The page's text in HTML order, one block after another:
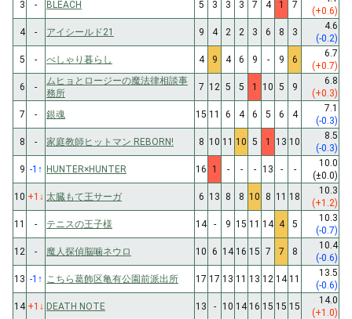
3
- BLEACH 5 3 3 3 7 4 1 7
(+0.6)
4
- アイシールド21 9 4 2 2 3 6 8 3
4.6
(-0.2)
5
- べしゃり暮らし 4 9 4 6 9 - 9 6
6.7
(+0.7)
6
-
ムヒョとロージーの魔法律相談事
務所
7 12 5 5 1 10 5 9
6.8
(+0.3)
7
- 銀魂 15 11 6 4 6 5 6 4
7.1
(-0.3)
8
- 家庭教師ヒットマン REBORN! 8 10 11 10 5 1 13 10
8.5
(-0.3)
9 -1 ↑ HUNTER×HUNTER 16 1 - - - 13 - -
10.0
(±0.0)
10 +1 ↓ 太臓もて王サーガ 6 13 8 8 10 8 11 18
10.3
(+1.2)
11
- テニスの王子様 14 - 9 15 11 14 4 5
10.3
(-0.7)
12
- 魔人探偵脳噛ネウロ 10 6 14 16 15 7 7 8
10.4
(-0.6)
13 -1 ↑ こちら葛飾区亀有公園前派出所 17 17 13 11 13 12 14 11
13.5
(-0.6)
14 +1 ↓ DEATH NOTE 13 - 10 14 16 15 15 15
14.0
(+1.0)